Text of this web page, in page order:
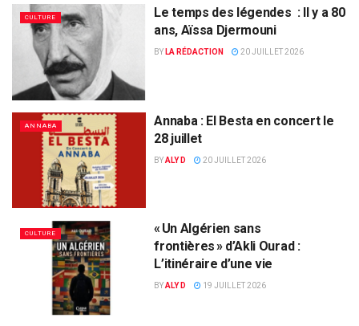
CULTURE
Le temps des légendes : Il y a 80
ans, Aïssa Djermouni
BY LA RÉDACTION 20 JUILLET 2026
ANNABA
Annaba : El Besta en concert le
28 juillet
BYALY D 20 JUILLET 2026
CULTURE
« Un Algérien sans
frontières » d’Akli Ourad :
L’itinéraire d’une vie
BYALY D 19 JUILLET 2026